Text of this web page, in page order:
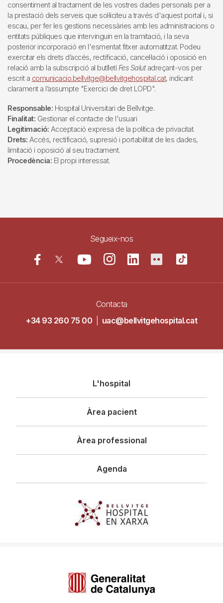
consentiment al tractament de les vostres dades personals per a
la prestació dels serveis que sol·liciteu a través d'aquest portal i, si
escau, per fer les gestions necessàries amb les administracions o
entitats públiques que intervinguin en la tramitació, i la seva
posterior incorporació en l'esmentat fitxer automatitzat. Podeu
exercitar els drets d’accés, rectificació, cancel·lació i oposició en
relació amb la subscripció al butlletí Fes Salutadreçant-vos per
escrit a comunicacio.bellvitge@bellvitgehospital.cat, indicant
clarament a l’assumpte "Exercici de dret LOPD".
Responsable: Hospital Universitari de Bellvitge.
Finalitat: Gestionar el contacte de l'usuari
Legitimació: Acceptació expresa de la política de privacitat.
Drets: Accés, rectificació, supresió i portabilitat de les dades,
limitació i oposició al seu tractament.
Procedència: El propi interessat.
Segueix-nos
Contacta
+34 93 260 75 00
uac@bellvitgehospital.cat
principal
L'hospital
Àrea pacient
Àrea professional
Agenda